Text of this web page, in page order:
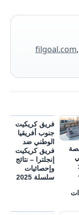
filgoal.com
فريق كريكيت
جنوب أفريقيا
الوطني ضد
فريق كريكيت
إنجلترا – نتائج
وإحصائيات
سلسلة 2025